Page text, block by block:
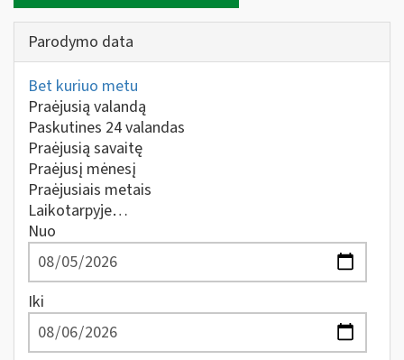
Parodymo data
Bet kuriuo metu
Praėjusią valandą
Paskutines 24 valandas
Praėjusią savaitę
Praėjusį mėnesį
Praėjusiais metais
Laikotarpyje…
Nuo
Iki